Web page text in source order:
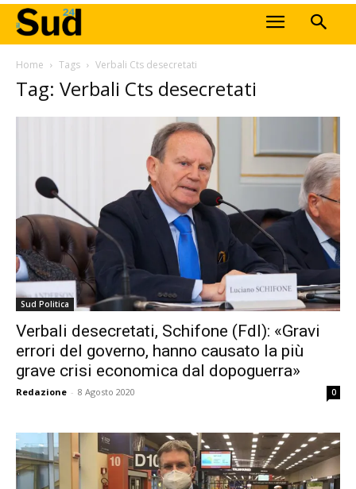
Home Tags Verbali Cts desecretati
Tag: Verbali Cts desecretati
Sud Politica
Verbali desecretati, Schifone (FdI): «Gravi
errori del governo, hanno causato la più
grave crisi economica dal dopoguerra»
Redazione - 8 Agosto 2020 0